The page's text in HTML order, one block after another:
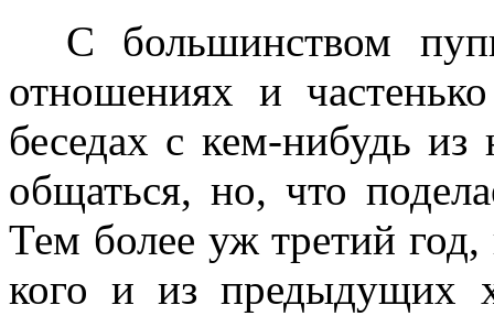
С большинством
отношениях и
беседах с кем-нибудь
общаться, но, что
Тем более уж третий год,
кого и из предыдущих